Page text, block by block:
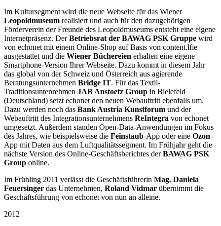
Im Kultursegment wird die neue Webseite für das Wiener
Leopoldmuseum realisiert und auch für den dazugehörigen
Förderverein der Freunde des Leopoldmuseums entsteht eine eigene
Internetpräsenz. DerBetriebsrat der BAWAG PSK Gruppe wird
von echonet mit einem Online-Shop auf Basis von content.lfie
ausgestattet und die Wiener Büchereien erhalten eine eigene
Smartphone-Version Ihrer Webseite. Dazu kommt in diesem Jahr
das global von der Schweiz und Österreich aus agierende
Beratungsunternehmen Bridge IT. Für das Textil-
Traditionsuntenrehmen JAB Anstoetz Group in Bielefeld
(Deutschland) setzt echonet den neuen Webauftritt ebenfalls um.
Dazu werden noch das Bank Austria Kunstforum und der
Webauftritt des Integrationsunternehmens ReIntegra von echonet
umgesetzt. Außerdem standen Open-Data-Anwendungen im Fokus
des Jahres, wie beispielsweise die Feinstaub-App oder eine Ozon-
App mit Daten aus dem Luftqualitätssegment. Im Frühjahr geht die
nächste Version des Online-Geschäftsberichtes derBAWAG PSK
Group online.
Im Frühling 2011 verlässt die Geschäftsführerin Mag. Daniela
Feuersinger das Unternehmen, Roland Vidmar übernimmt die
Geschäftsführung von echonet von nun an alleine.
2012